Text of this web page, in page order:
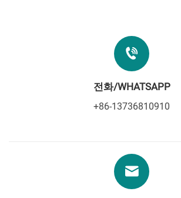
전화/WHATSAPP
+86-13736810910